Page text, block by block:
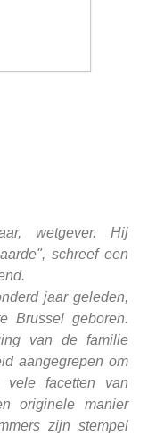
wetgever. Hij
schreef een
jaar geleden,
Brussel geboren.
van de familie
aangegrepen om
facetten van
originele manier
zijn stempel